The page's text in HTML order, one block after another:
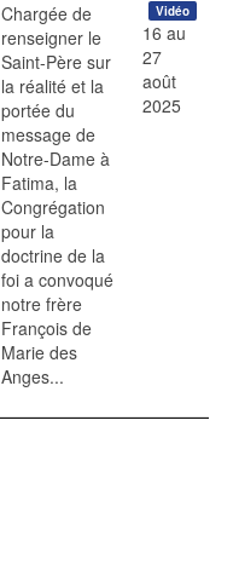
Chargée de
renseigner le
Saint-Père sur
la réalité et la
portée du
message de
Notre-Dame à
Fatima, la
Congrégation
pour la
doctrine de la
foi a convoqué
notre frère
François de
Marie des
Anges...
Vidéo
16 au
27
août
2025